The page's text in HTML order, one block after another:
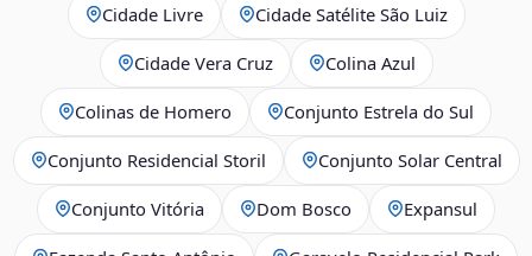
Cidade Livre Cidade Satélite São Luiz
Cidade Vera Cruz Colina Azul
Colinas de Homero Conjunto Estrela do Sul
Conjunto Residencial Storil Conjunto Solar Central
Conjunto Vitória Dom Bosco Expansul